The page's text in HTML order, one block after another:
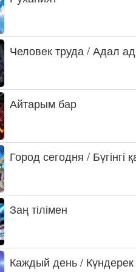
Человек труда / Адал
Айтарым бар
Город сегодня / Бүгінгі
Заң тілімен
Каждый день / Күндерек